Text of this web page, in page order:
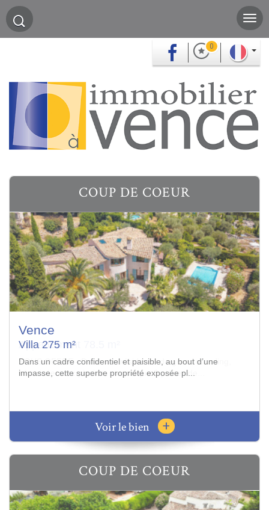
0
COUP DE COEUR
Vence
Appartement 78.5 m²
SOUS OFFRE - Dans une résidence de grand standing,
sécurisée avec piscine, magnifique 3 pièces de...
Voir le bien +
COUP DE COEUR